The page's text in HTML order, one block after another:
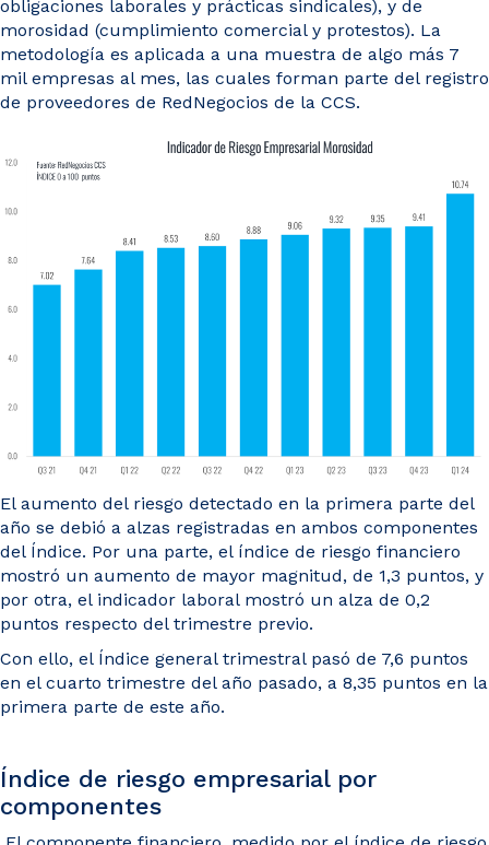
obligaciones laborales y prácticas sindicales), y de
morosidad (cumplimiento comercial y protestos). La
metodología es aplicada a una muestra de algo más 7
mil empresas al mes, las cuales forman parte del registro
de proveedores de RedNegocios de la CCS.
El aumento del riesgo detectado en la primera parte del
año se debió a alzas registradas en ambos componentes
del Índice. Por una parte, el índice de riesgo financiero
mostró un aumento de mayor magnitud, de 1,3 puntos, y
por otra, el indicador laboral mostró un alza de 0,2
puntos respecto del trimestre previo.
Con ello, el Índice general trimestral pasó de 7,6 puntos
en el cuarto trimestre del año pasado, a 8,35 puntos en la
primera parte de este año.
Índice de riesgo empresarial por
componentes